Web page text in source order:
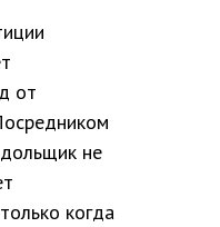
от
не
когда